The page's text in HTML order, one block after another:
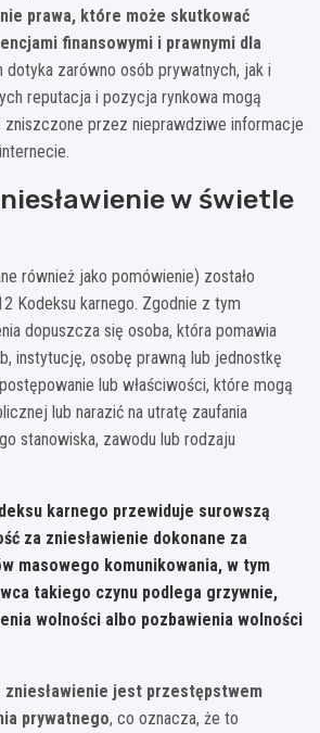
prawa, które może skutkować
finansowymi i prawnymi dla
dotyka zarówno osób prywatnych, jak i
reputacja i pozycja rynkowa mogą
zniszczone przez nieprawdziwe informacje
w świetle
również jako pomówienie) zostało
Kodeksu karnego. Zgodnie z tym
dopuszcza się osoba, która pomawia
instytucję, osobę prawną lub jednostkę
lub właściwości, które mogą
lub narazić na utratę zaufania
stanowiska, zawodu lub rodzaju
karnego przewiduje surowszą
za zniesławienie dokonane za
masowego komunikowania, w tym
takiego czynu podlega grzywnie,
wolności albo pozbawienia wolności
zniesławienie jest przestępstwem
prywatnego, co oznacza, że to